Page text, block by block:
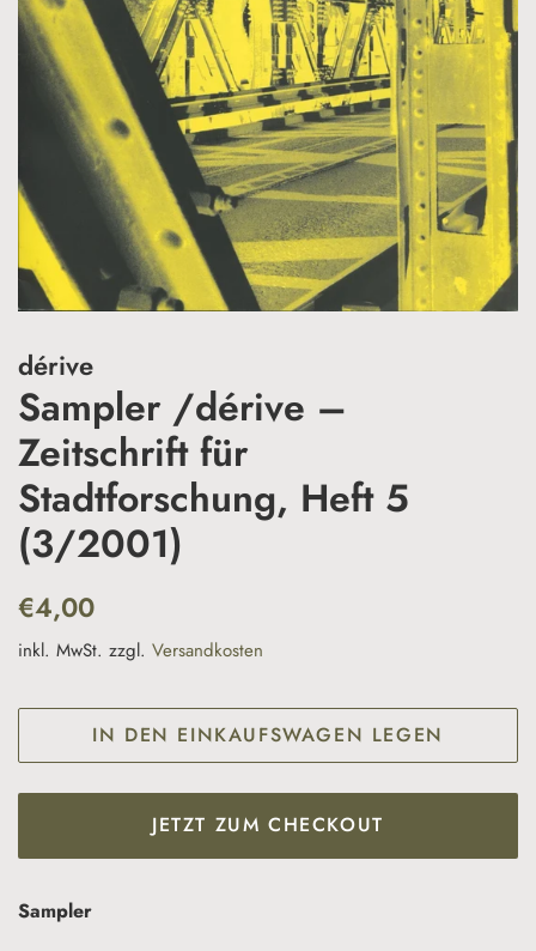
dérive
Sampler /dérive –
Zeitschrift für
Stadtforschung, Heft 5
(3/2001)
Normaler
€4,00
inkl. MwSt. zzgl. Versandkosten
IN DEN EINKAUFSWAGEN LEGEN
JETZT ZUM CHECKOUT
Sampler